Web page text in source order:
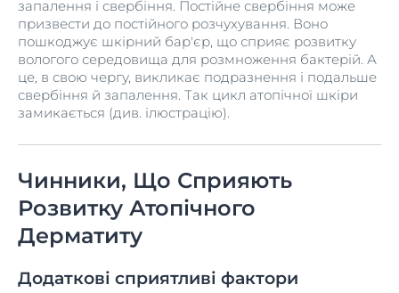
запалення і свербіння. Постійне свербіння може
призвести до постійного розчухування. Воно
пошкоджує шкірний бар'єр, що сприяє розвитку
вологого середовища для розмноження бактерій. А
це, в свою чергу, викликає подразнення і подальше
свербіння й запалення. Так цикл атопічної шкіри
замикається (див. ілюстрацію).
Чинники, Що Сприяють
Розвитку Атопічного
Дерматиту
Додаткові сприятливі фактори